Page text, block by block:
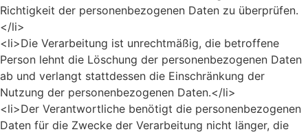
Richtigkeit der personenbezogenen Daten zu überprüfen.
</li>
<li>Die Verarbeitung ist unrechtmäßig, die betroffene
Person lehnt die Löschung der personenbezogenen Daten
ab und verlangt stattdessen die Einschränkung der
Nutzung der personenbezogenen Daten.</li>
<li>Der Verantwortliche benötigt die personenbezogenen
Daten für die Zwecke der Verarbeitung nicht länger, die